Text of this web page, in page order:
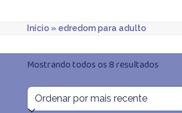
Início» edredom para adulto
Mostrando todos os 8 resultados
por